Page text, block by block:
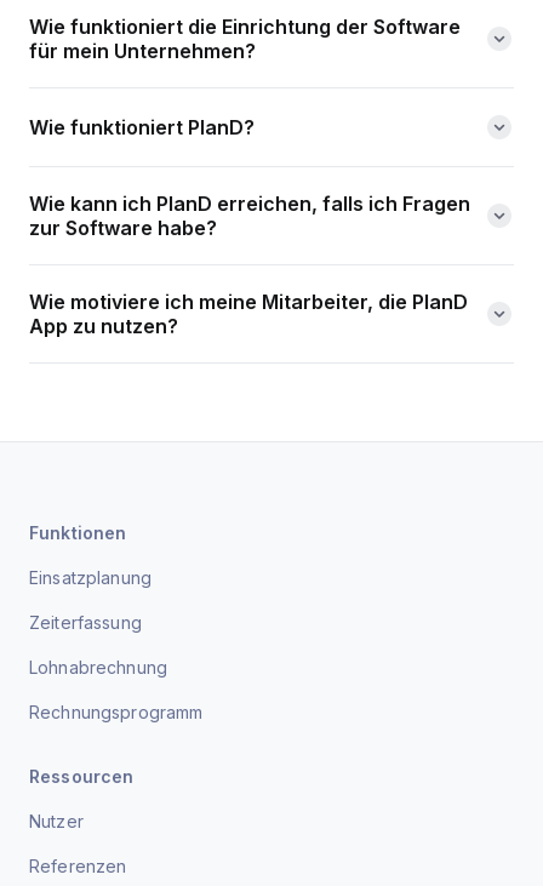
Wie funktioniert die Einrichtung der Software
für mein Unternehmen?
Wie funktioniert PlanD?
Wie kann ich PlanD erreichen, falls ich Fragen
zur Software habe?
Wie motiviere ich meine Mitarbeiter, die PlanD
App zu nutzen?
Funktionen
Einsatzplanung
Zeiterfassung
Lohnabrechnung
Rechnungsprogramm
Ressourcen
Nutzer
Referenzen